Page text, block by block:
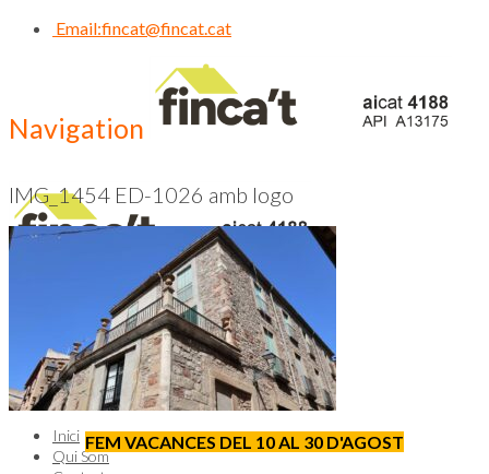
Email:fincat@fincat.cat
Navigation
CALL US NOW
93 830 14 35
Inici
Qui Som
IMG_1454 ED-1026 amb logo
FEM VACANCES DEL 10 AL 30 D'AGOST